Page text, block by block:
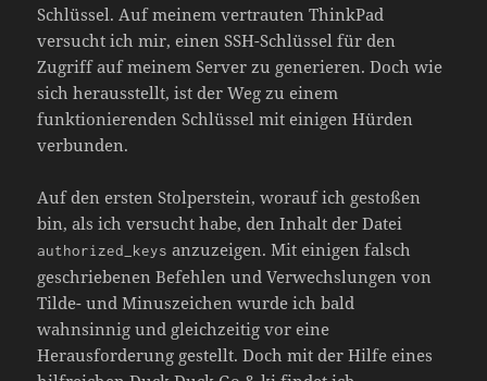
Schlüssel. Auf meinem vertrauten ThinkPad
versucht ich mir, einen SSH-Schlüssel für den
Zugriff auf meinem Server zu generieren. Doch wie
sich herausstellt, ist der Weg zu einem
funktionierenden Schlüssel mit einigen Hürden
verbunden.
Auf den ersten Stolperstein, worauf ich gestoßen
bin, als ich versucht habe, den Inhalt der Datei
authorized_keys anzuzeigen. Mit einigen falsch
geschriebenen Befehlen und Verwechslungen von
Tilde- und Minuszeichen wurde ich bald
wahnsinnig und gleichzeitig vor eine
Herausforderung gestellt. Doch mit der Hilfe eines